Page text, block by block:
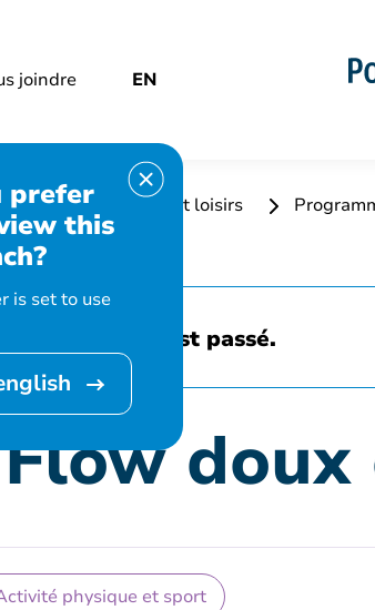
joindre EN
prefer
this
is set to use
culture, sports et loisirs
Cet événement est passé.
physique et sport